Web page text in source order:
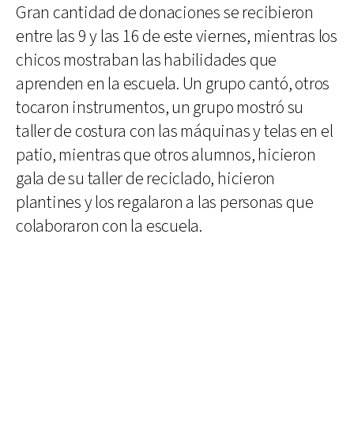
Gran cantidad de donaciones se recibieron
entre las 9 y las 16 de este viernes, mientras los
chicos mostraban las habilidades que
aprenden en la escuela. Un grupo cantó, otros
tocaron instrumentos, un grupo mostró su
taller de costura con las máquinas y telas en el
patio, mientras que otros alumnos, hicieron
gala de su taller de reciclado, hicieron
plantines y los regalaron a las personas que
colaboraron con la escuela.